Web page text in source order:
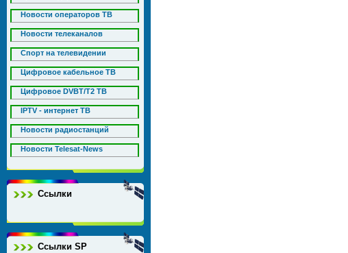
Новости операторов ТВ
Новости телеканалов
Спорт на телевидении
Цифровое кабельное ТВ
Цифровое DVBT/T2 ТВ
IPTV - интернет ТВ
Новости радиостанций
Новости Telesat-News
Ссылки
Ссылки SP